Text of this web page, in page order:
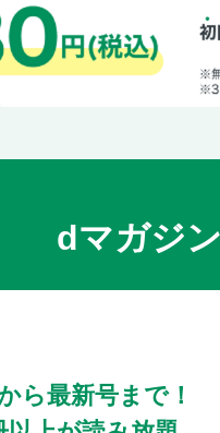
dマガジ
ら最新号まで！